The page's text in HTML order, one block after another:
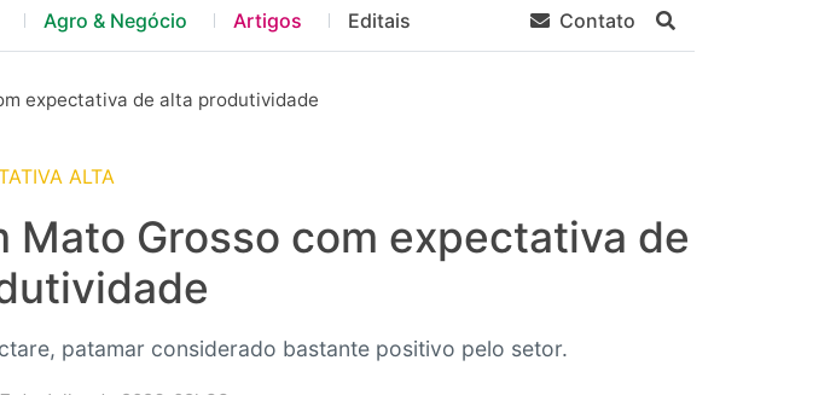
Agro & Negócio Artigos Editais Contato
expectativa de alta produtividade
ALTA
Grosso com expectativa de
patamar considerado bastante positivo pelo setor.